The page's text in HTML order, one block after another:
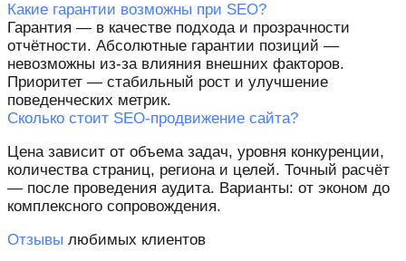
Какие гарантии возможны при SEO?
Гарантия — в качестве подхода и прозрачности
отчётности. Абсолютные гарантии позиций —
невозможны из-за влияния внешних факторов.
Приоритет — стабильный рост и улучшение
поведенческих метрик.
Сколько стоит SEO-продвижение сайта?
Цена зависит от объема задач, уровня конкуренции,
количества страниц, региона и целей. Точный расчёт
— после проведения аудита. Варианты: от эконом до
комплексного сопровождения.
Отзывы любимых клиентов